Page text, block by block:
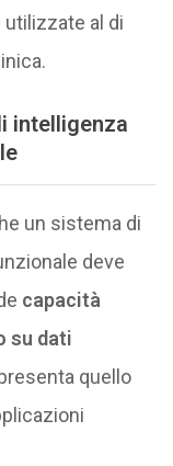
al di
intelligenza
un sistema di
deve
capacità
su dati
quello